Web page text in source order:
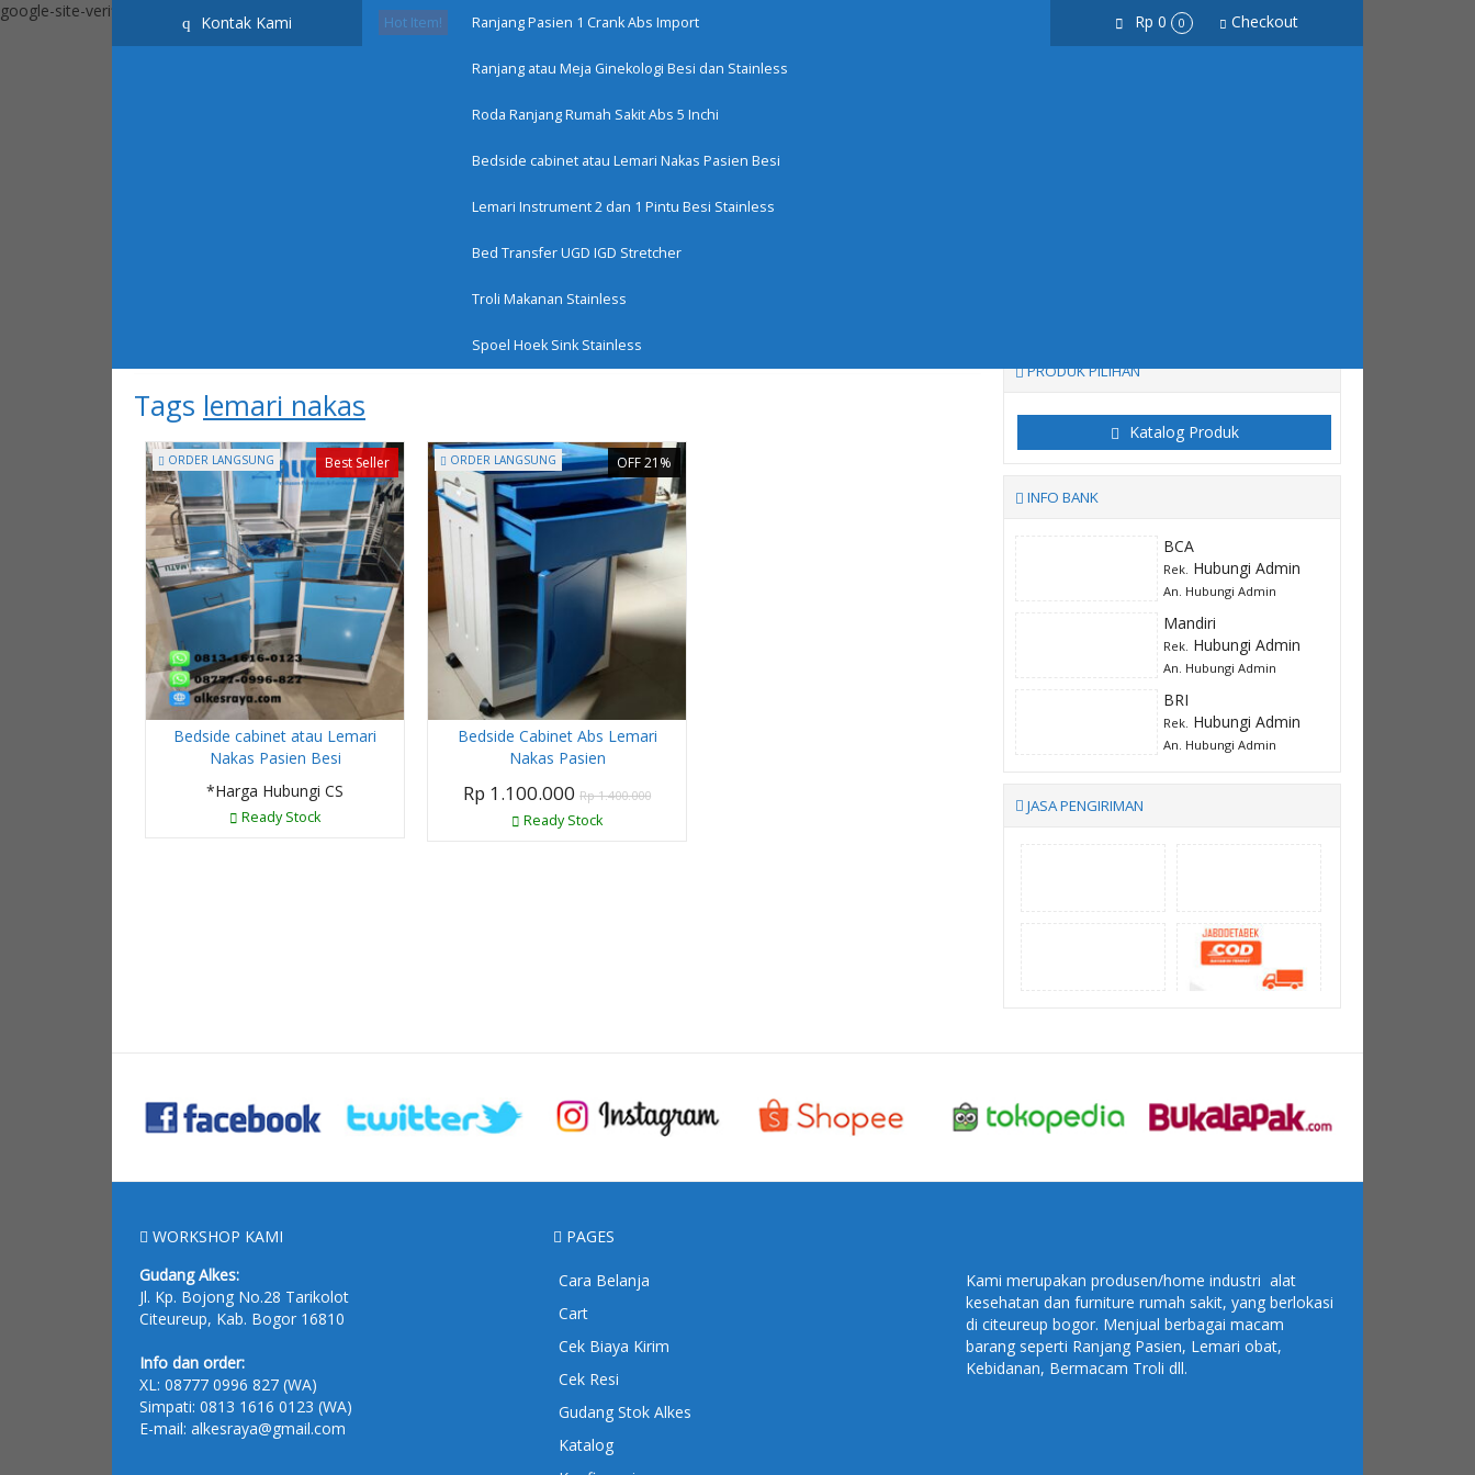
google-site-verification=_ByKEbGnuU0BE5636k9ziF71D8tEYXZhLnd-p7x6khM
q Kontak Kami Hot Item! Ranjang Pasien 1 Crank Abs Import
Ranjang atau Meja Ginekologi Besi dan Stainless
Roda Ranjang Rumah Sakit Abs 5 Inchi
Bedside cabinet atau Lemari Nakas Pasien Besi
Lemari Instrument 2 dan 1 Pintu Besi Stainless
Bed Transfer UGD IGD Stretcher
Troli Makanan Stainless
Spoel Hoek Sink Stainless
Rp 0 0 Checkout
Informasi dan Pemesanan bisa hubungi whatsapp - 0813 1616 0123
Tags lemari nakas
Best Seller
ORDER LANGSUNG
Bedside cabinet atau Lemari
Nakas Pasien Besi
*Harga Hubungi CS
Ready Stock
OFF 21%
ORDER LANGSUNG
Bedside Cabinet Abs Lemari
Nakas Pasien
Rp 1.100.000 Rp 1.400.000
Ready Stock
PRODUK PILIHAN
Katalog Produk
INFO BANK
BCA
Rek. Hubungi Admin
An. Hubungi Admin
Mandiri
Rek. Hubungi Admin
An. Hubungi Admin
BRI
Rek. Hubungi Admin
An. Hubungi Admin
JASA PENGIRIMAN
WORKSHOP KAMI
Gudang Alkes:
Jl. Kp. Bojong No.28 Tarikolot
Citeureup, Kab. Bogor 16810
Info dan order:
XL: 08777 0996 827 (WA)
Simpati: 0813 1616 0123 (WA)
E-mail: alkesraya@gmail.com
PAGES
Cara Belanja
Cart
Cek Biaya Kirim
Cek Resi
Gudang Stok Alkes
Katalog
Kami merupakan produsen/home industri alat
kesehatan dan furniture rumah sakit, yang berlokasi
di citeureup bogor. Menjual berbagai macam
barang seperti Ranjang Pasien, Lemari obat,
Kebidanan, Bermacam Troli dll.